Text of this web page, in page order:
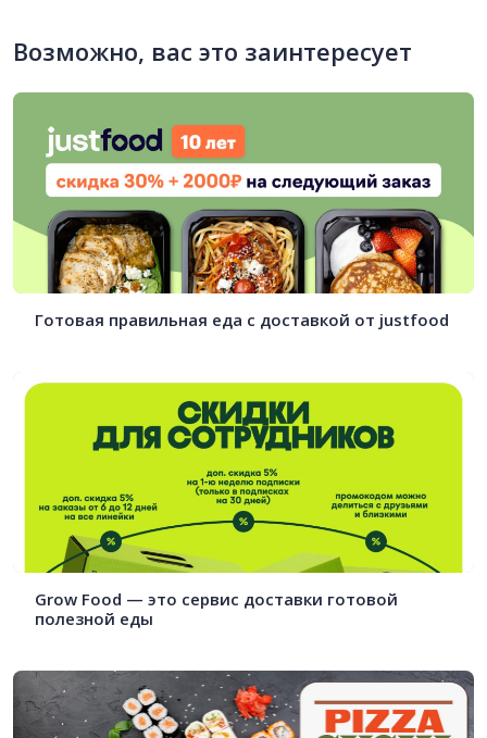
Возможно, вас это заинтересует
Готовая правильная еда с доставкой от justfood
Grow Food — это сервис доставки готовой
полезной еды